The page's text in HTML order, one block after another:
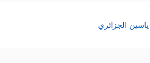
ياسين الجزائري